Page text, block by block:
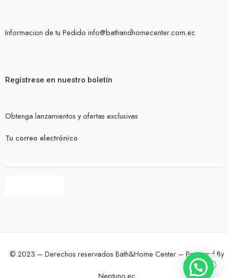
Informacion de tu Pedido info@bathandhomecenter.com.ec
Regístrese en nuestro boletín
Obtenga lanzamientos y ofertas exclusivas
Tu correo electrónico
© 2023 – Derechos reservados Bath&Home Center – Powered By